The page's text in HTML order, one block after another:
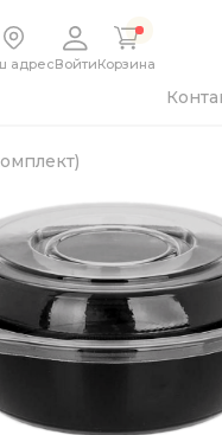
адресВойтиКорзина